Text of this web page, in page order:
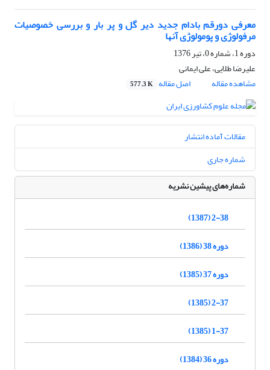
معرفی دورقم بادام جدید دیر گل و پر بار و بررسی خصوصیات
مرفولوژی و پومولوژی آنها
دوره 1، شماره 0، تیر 1376
علیرضا طلایی، علی ایمانی
مشاهده مقاله
اصل مقاله 577.3 K
مقالات آماده انتشار
شماره جاری
شماره‌های پیشین نشریه
2-38 (1387)
دوره 38 (1386)
دوره 37 (1385)
2-37 (1385)
1-37 (1385)
دوره 36 (1384)